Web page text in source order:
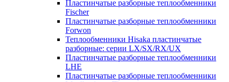
Пластинчатые разборные теплообменники
Fischer
Пластинчатые разборные теплообменники
Forwon
Теплообменники Hisaka пластинчатые
разборные: серии LX/SX/RX/UX
Пластинчатые разборные теплообменники
LHE
Пластинчатые разборные теплообменники